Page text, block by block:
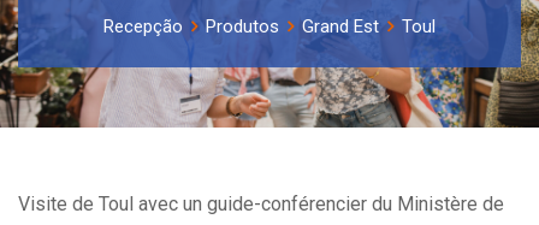
Recepção Produtos Grand Est Toul
Visite de Toul avec un guide-conférencier du Ministère de